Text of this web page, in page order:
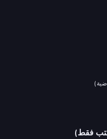
)
فقط)